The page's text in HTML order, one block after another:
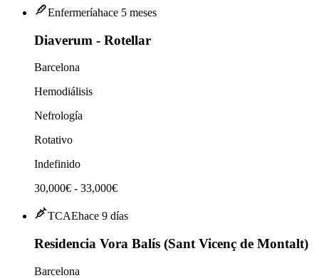
Enfermeríahace 5 meses
Diaverum - Rotellar
Barcelona
Hemodiálisis
Nefrología
Rotativo
Indefinido
30,000€ - 33,000€
TCAEhace 9 días
Residencia Vora Balís (Sant Vicenç de Montalt)
Barcelona